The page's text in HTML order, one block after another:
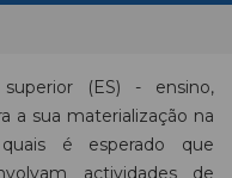
(ES) - ensino,
a sua materialização na
é esperado que
actividades de